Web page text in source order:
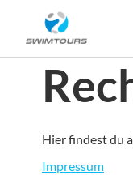
Hier findest du
Impressum